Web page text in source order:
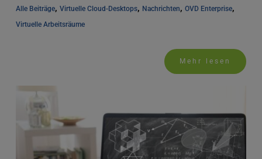
Alle Beiträge, Virtuelle Cloud-Desktops, Nachrichten, OVD Enterprise
Virtuelle Arbeitsräume
Mehr lesen